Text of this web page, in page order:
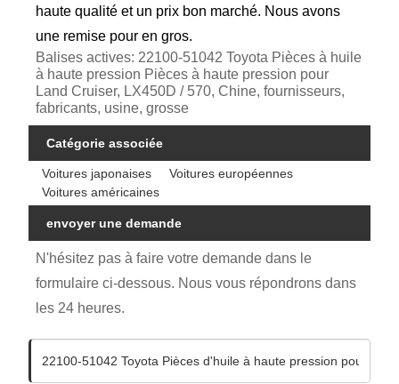
haute qualité et un prix bon marché. Nous avons
une remise pour en gros.
Balises actives: 22100-51042 Toyota Pièces à huile
à haute pression Pièces à haute pression pour
Land Cruiser, LX450D / 570, Chine, fournisseurs,
fabricants, usine, grosse
Catégorie associée
Voitures japonaises
Voitures européennes
Voitures américaines
envoyer une demande
N'hésitez pas à faire votre demande dans le
formulaire ci-dessous. Nous vous répondrons dans
les 24 heures.